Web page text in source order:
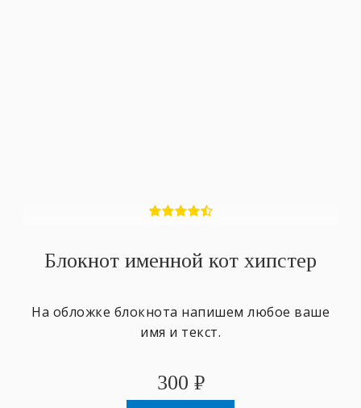
Блокнот именной кот хипстер
На обложке блокнота напишем любое ваше
имя и текст.
300 ₽